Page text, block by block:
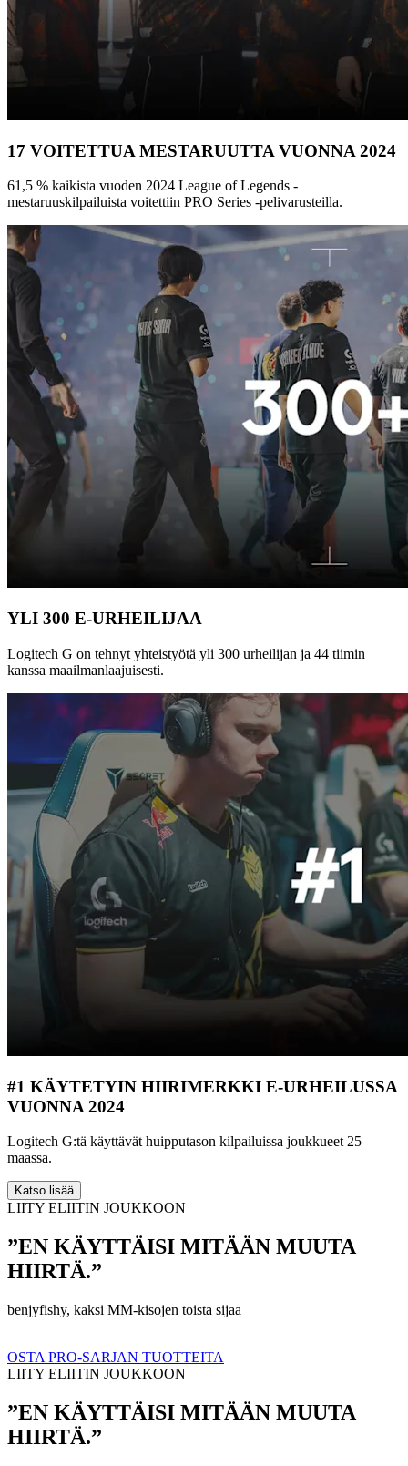
17 VOITETTUA MESTARUUTTA VUONNA 2024
61,5 % kaikista vuoden 2024 League of Legends -
mestaruuskilpailuista voitettiin PRO Series -pelivarusteilla.
YLI 300 E-URHEILIJAA
Logitech G on tehnyt yhteistyötä yli 300 urheilijan ja 44 tiimin
kanssa maailmanlaajuisesti.
#1 KÄYTETYIN HIIRIMERKKI E-URHEILUSSA
VUONNA 2024
Logitech G:tä käyttävät huipputason kilpailuissa joukkueet 25
maassa.
Katso lisää
LIITY ELIITIN JOUKKOON
”EN KÄYTTÄISI MITÄÄN MUUTA
HIIRTÄ.”
benjyfishy, kaksi MM-kisojen toista sijaa
OSTA PRO-SARJAN TUOTTEITA
LIITY ELIITIN JOUKKOON
”EN KÄYTTÄISI MITÄÄN MUUTA
HIIRTÄ.”